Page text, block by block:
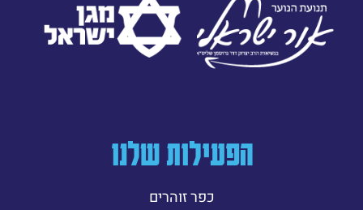
הפעילות שלנו
כפר זוהרים